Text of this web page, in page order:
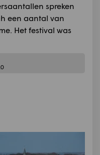
spreken
een aantal van
Het festival was